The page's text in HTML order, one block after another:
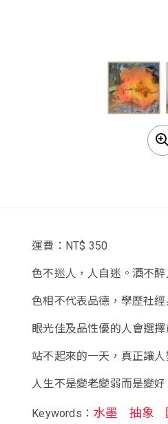
運費：NT$ 350
色不迷人，人自迷。酒不
色相不代表品德，學歷社
眼光佳及品性優的人會選
站不起來的一天，真正讓
人生不是變老變弱而是變
Keywords： 水墨 抽象